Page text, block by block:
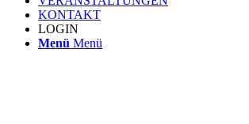
KONTAKT
LOGIN
Menü Menü